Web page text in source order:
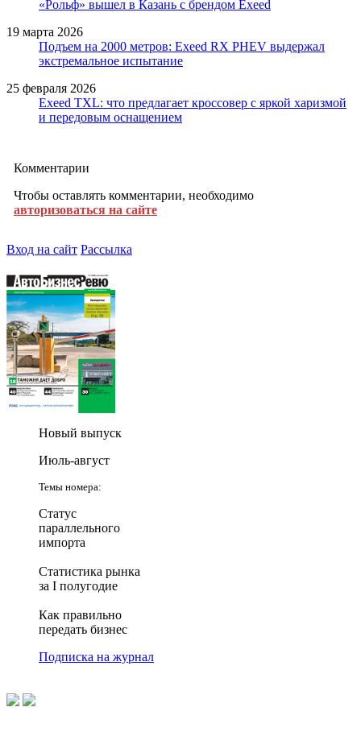
«Рольф» вышел в Казань с брендом Exeed
19 марта 2026
Подъем на 2000 метров: Exeed RX PHEV выдержал
экстремальное испытание
25 февраля 2026
Exeed TXL: что предлагает кроссовер с яркой харизмой
и передовым оснащением
Комментарии
Чтобы оставлять комментарии, необходимо
авторизоваться на сайте
Вход на сайт Рассылка
Новый выпуск
Июль-август
Темы номера:
Статус
параллельного
импорта
Статистика рынка
за I полугодие
Как правильно
передать бизнес
Подписка на журнал